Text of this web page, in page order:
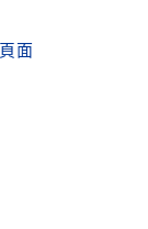
面